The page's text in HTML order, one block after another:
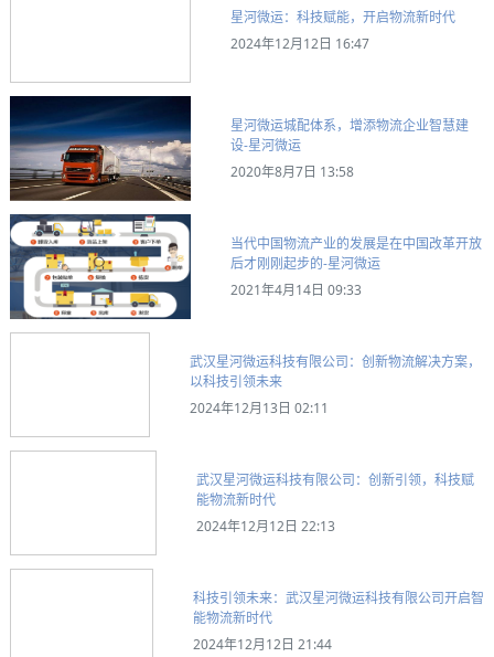
星河微运：科技赋能，开启物流新时代
2024年12月12日 16:47
星河微运城配体系，增添物流企业智慧建
设-星河微运
2020年8月7日 13:58
当代中国物流产业的发展是在中国改革开放
后才刚刚起步的-星河微运
2021年4月14日 09:33
武汉星河微运科技有限公司：创新物流解决方案，
以科技引领未来
2024年12月13日 02:11
武汉星河微运科技有限公司：创新引领，科技赋
能物流新时代
2024年12月12日 22:13
科技引领未来：武汉星河微运科技有限公司开启智
能物流新时代
2024年12月12日 21:44